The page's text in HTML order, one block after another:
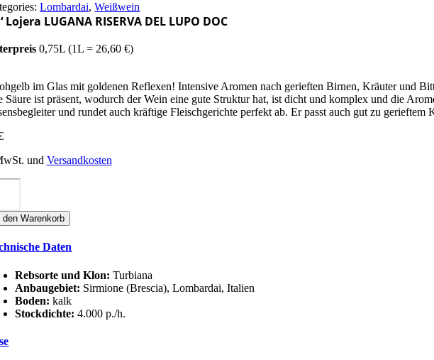
Lombardai,Weißwein
Lojera LUGANA RISERVA DEL LUPO DOC
0,75L (1L = 26,60 €)
im Glas mit goldenen Reflexen! Intensive Aromen nach gerieften Birnen, Kräuter und
Säure ist präsent, wodurch der Wein eine gute Struktur hat, ist dicht und komplex und die
und rundet auch kräftige Fleischgerichte perfekt ab. Er passt auch gut zu
und Versandkosten
den Warenkorb
Daten
Rebsorte und Klon:Turbiana
Anbaugebiet: Sirmione (Brescia), Lombardai, Italien
Boden: kalk
Stockdichte:4.000 p./h.